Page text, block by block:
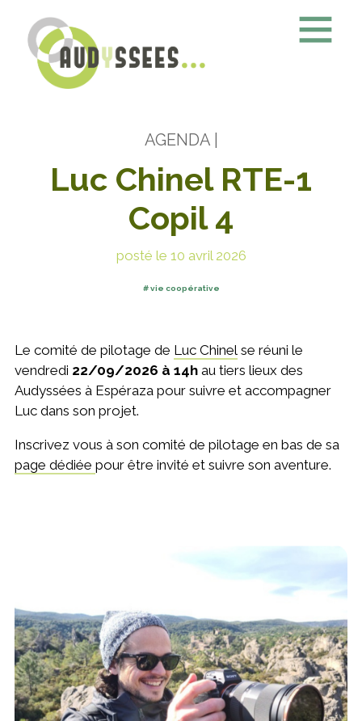
AGENDA|
Luc Chinel RTE-1
Copil 4
posté le 10 avril 2026
vie coopérative
Le comité de pilotage de Luc Chinelse réuni le
vendredi 22/09/2026 à 14h au tiers lieux des
Audyssées à Espéraza pour suivre et accompagner
Luc dans son projet.
Inscrivez vous à son comité de pilotage en bas de sa
page dédiée pour être invité et suivre son aventure.